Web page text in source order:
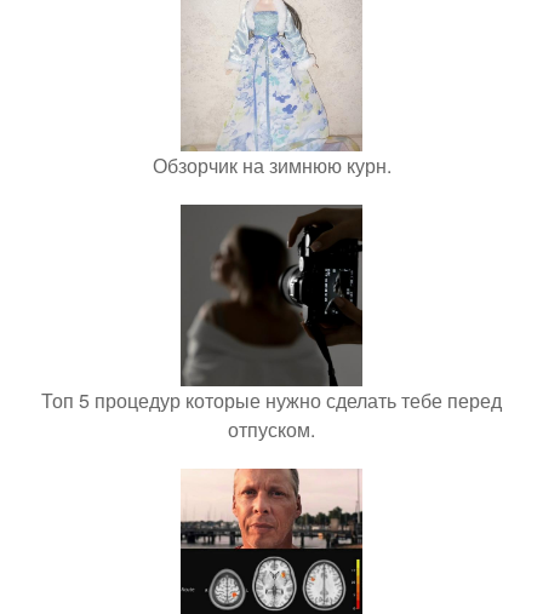
Обзорчик на зимнюю курн.
Топ 5 процедур которые нужно сделать тебе перед
отпуском.